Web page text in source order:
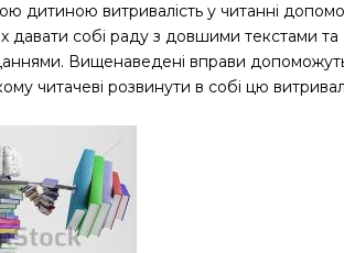
дитиною витривалість у читанні
давати собі раду з довшими текстами та
Вищенаведені вправи
читачеві розвинути в собі цю